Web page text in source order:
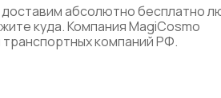
абсолютно бесплатно
куда. Компания MagiCosmo
компаний РФ.